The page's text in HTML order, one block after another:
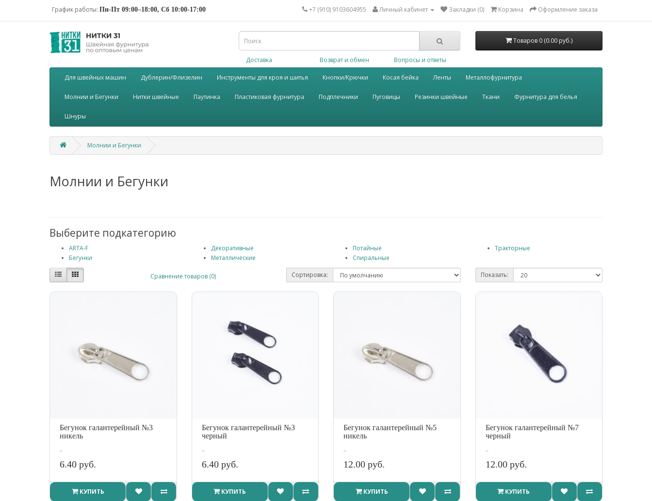
График работы: Пн-Пт 09:00–18:00, Сб 10:00-17:00 +7 (910) 9103604955 Личный кабинет Закладки (0) Корзина Оформление заказа
Товаров 0 (0.00 руб.)
Доставка Возврат и обмен Вопросы и ответы
Для швейных машин Дублерин/Флизелин Инструменты для кроя и шитья Кнопки/Крючки Косая бейка Ленты Металлофурнитура
Молнии и Бегунки Нитки швейные Паутинка Пластиковая фурнитура Подплечники Пуговицы Резинки швейные Ткани Фурнитура для белья
Шнуры
Молнии и Бегунки
Молнии и Бегунки
Выберите подкатегорию
ARTA-F
Бегунки
Декоративные
Металлические
Потайные
Спиральные
Тракторные
Сравнение товаров (0) Сортировка: Показать:
Бегунок галантерейный №3
никель
..
6.40 руб.
КУПИТЬ
Бегунок галантерейный №3
черный
..
6.40 руб.
КУПИТЬ
Бегунок галантерейный №5
никель
..
12.00 руб.
КУПИТЬ
Бегунок галантерейный №7
черный
..
12.00 руб.
КУПИТЬ